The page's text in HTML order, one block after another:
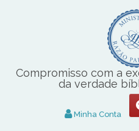
Compromisso com a
da verdade
Minha Conta